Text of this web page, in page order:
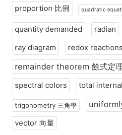
proportion 比例 quadratic
quantity demanded radian
ray diagram
redox reactions
remainder theorem 餘式定
spectral colors
total
trigonometry 三角學
vector 向量